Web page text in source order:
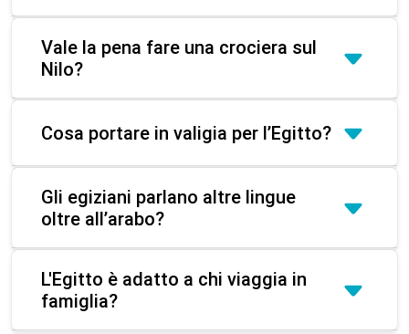
Vale la pena fare una crociera sul
Nilo?
Cosa portare in valigia per l’Egitto?
Gli egiziani parlano altre lingue
oltre all’arabo?
L'Egitto è adatto a chi viaggia in
famiglia?